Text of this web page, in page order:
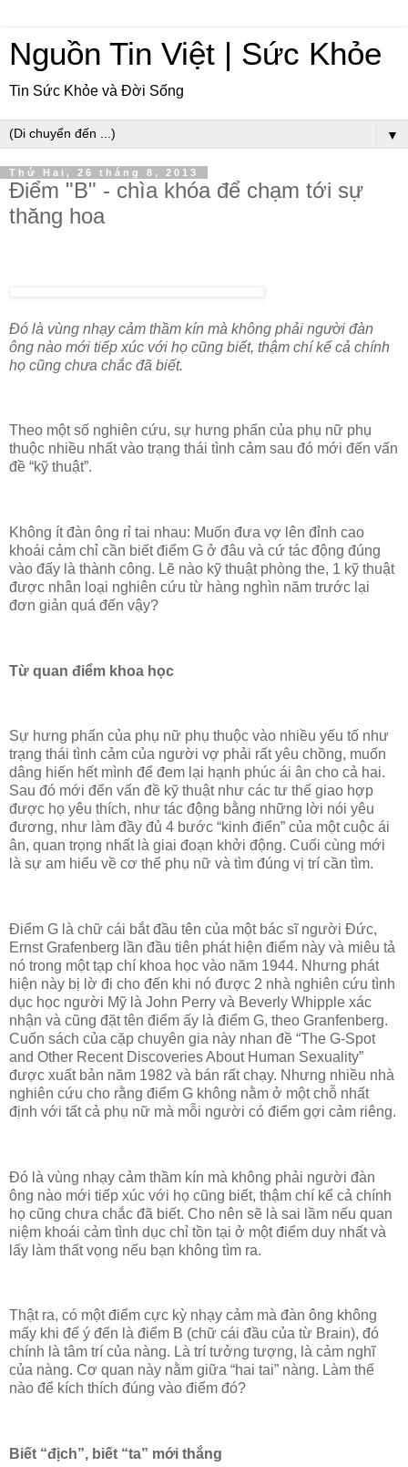
Nguồn Tin Việt | Sức Khỏe
Tin Sức Khỏe và Đời Sống
▼
Thứ Hai, 26 tháng 8, 2013
Điểm "B" - chìa khóa để chạm tới sự
thăng hoa
Đó là vùng nhạy cảm thầm kín mà không phải người đàn
ông nào mới tiếp xúc với họ cũng biết, thậm chí kể cả chính
họ cũng chưa chắc đã biết.
Theo một số nghiên cứu, sự hưng phấn của phụ nữ phụ
thuộc nhiều nhất vào trạng thái tình cảm sau đó mới đến vấn
đề “kỹ thuật”.
Không ít đàn ông rỉ tai nhau: Muốn đưa vợ lên đỉnh cao
khoái cảm chỉ cần biếtđiểm G ở đâu và cứ tác động đúng
vào đấy là thành công. Lẽ nào kỹ thuật phòng the, 1 kỹ thuật
được nhân loại nghiên cứu từ hàng nghìn năm trước lại
đơn giản quá đến vậy?
Từ quan điểm khoa học
Sự hưng phấn của phụ nữ phụ thuộc vào nhiều yếu tố như
trạng thái tình cảm của người vợ phải rất yêu chồng, muốn
dâng hiến hết mình để đem lại hạnh phúc ái ân cho cả hai.
Sau đó mới đến vấn đề kỹ thuật như các tư thế giao hợp
được họ yêu thích, như tác động bằng những lời nói yêu
đương, như làm đầy đủ 4 bước “kinh điển” của một cuộc ái
ân, quan trọng nhất là giai đoạn khởi động. Cuối cùng mới
là sự am hiểu về cơ thể phụ nữ và tìm đúng vị trí cần tìm.
Điểm G là chữ cái bắt đầu tên của một bác sĩ người Đức,
Ernst Grafenberg lần đầu tiên phát hiện điểm này và miêu tả
nó trong một tạp chí khoa học vào năm 1944. Nhưng phát
hiện này bị lờ đi cho đến khi nó được 2 nhà nghiên cứu tình
dục học người Mỹ là John Perry và Beverly Whipple xác
nhận và cũng đặt tên điểm ấy là điểm G, theo Granfenberg.
Cuốn sách của cặp chuyên gia này nhan đề “The G-Spot
and Other Recent Discoveries About Human Sexuality”
được xuất bản năm 1982 và bán rất chạy. Nhưng nhiều nhà
nghiên cứu cho rằng điểm G không nằm ở một chỗ nhất
định với tất cả phụ nữ mà mỗi người có điểm gợi cảm riêng.
Đó là vùng nhạy cảm thầm kín mà không phải người đàn
ông nào mới tiếp xúc với họ cũng biết, thậm chí kể cả chính
họ cũng chưa chắc đã biết. Cho nên sẽ là sai lầm nếu quan
niệm khoái cảm tình dục chỉ tồn tại ở một điểm duy nhất và
lấy làm thất vọng nếu bạn không tìm ra.
Thật ra, có một điểm cực kỳ nhạy cảm mà đàn ông không
mấy khi để ý đến là điểm B (chữ cái đầu của từ Brain), đó
chính là tâm trí của nàng. Là trí tưởng tượng, là cảm nghĩ
của nàng. Cơ quan này nằm giữa “hai tai” nàng. Làm thế
nào để kích thích đúng vào điểm đó?
Biết “địch”, biết “ta” mới thắng